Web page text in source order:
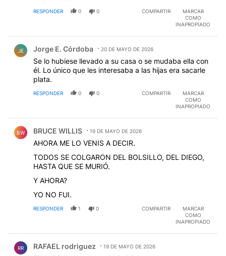
RESPONDER 0 0 COMPARTIR
MARCAR
COMO
INAPROPIADO
JE Jorge E. Córdoba 20 DE MAYO DE 2026
Se lo hubiese llevado a su casa o se mudaba ella con
él. Lo único que les interesaba a las hijas era sacarle
plata.
RESPONDER 0 0 COMPARTIR
MARCAR
COMO
INAPROPIADO
BW BRUCE WILLIS 19 DE MAYO DE 2026
AHORA ME LO VENIS A DECIR.
TODOS SE COLGARON DEL BOLSILLO, DEL DIEGO,
HASTA QUE SE MURIÓ.
Y AHORA?
YO NO FUI.
RESPONDER 1 0 COMPARTIR
MARCAR
COMO
INAPROPIADO
RR RAFAEL rodriguez 19 DE MAYO DE 2026